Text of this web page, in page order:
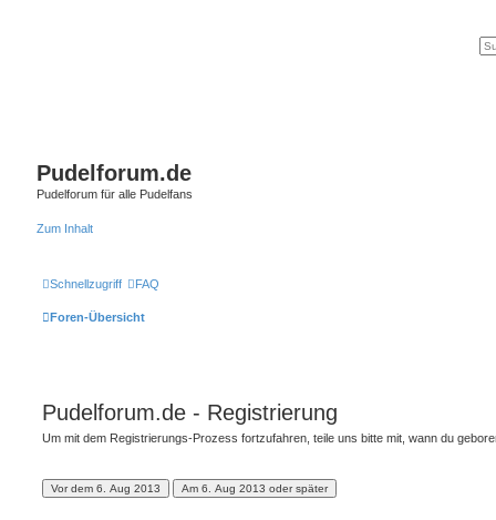
Pudelforum.de
Pudelforum für alle Pudelfans
Zum Inhalt
Schnellzugriff FAQ
Foren-Übersicht
Pudelforum.de - Registrierung
Um mit dem Registrierungs-Prozess fortzufahren, teile uns bitte mit, wann du